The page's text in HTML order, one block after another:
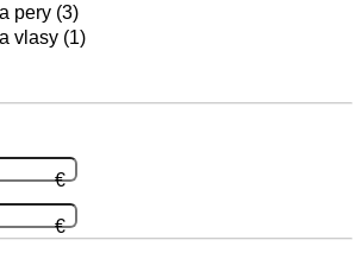
pery (3)
vlasy (1)